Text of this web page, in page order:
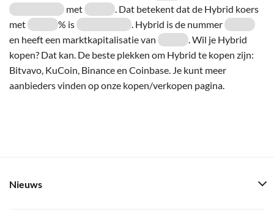
met
. Dat betekent dat de Hybrid koers
met
% is
. Hybrid is de nummer
en heeft een marktkapitalisatie van
. Wil je Hybrid
kopen? Dat kan. De beste plekken om Hybrid te kopen zijn:
Bitvavo, KuCoin, Binance en Coinbase. Je kunt meer
aanbieders vinden op onze kopen/verkopen pagina.
Nieuws